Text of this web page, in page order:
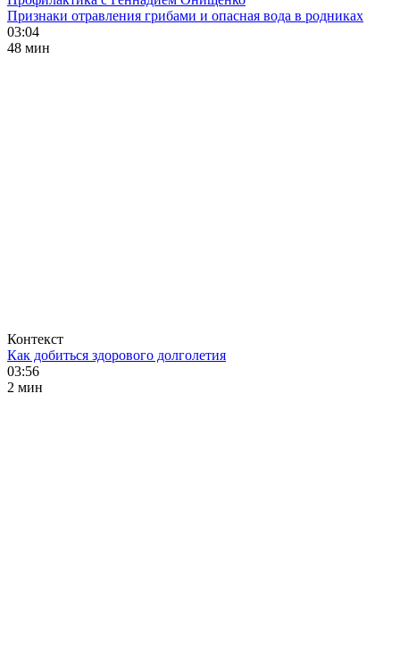
Признаки отравления грибами и опасная вода в родниках
03:04
48 мин
Контекст
Как добиться здорового долголетия
03:56
2 мин